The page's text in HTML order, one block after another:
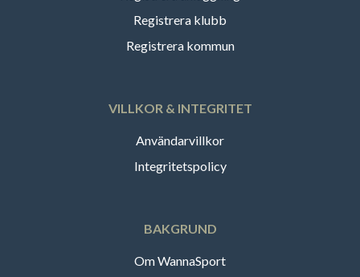
Registrera klubb
Registrera kommun
VILLKOR & INTEGRITET
Användarvillkor
Integritetspolicy
BAKGRUND
Om WannaSport